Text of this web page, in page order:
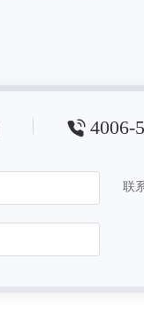
4006-
联